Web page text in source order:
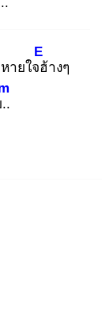
ายใจฮ้
E
างๆ
..